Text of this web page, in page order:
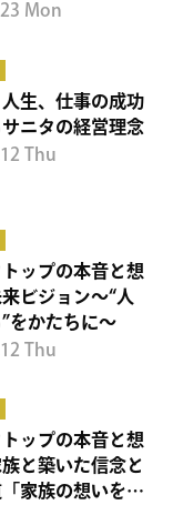
Mon
人生、仕事の成功
ニタの経営理念
Thu
トップの本音と想
ビジョン～“人
をかたちに～
Thu
トップの本音と想
と築いた信念と
家族の想いを背